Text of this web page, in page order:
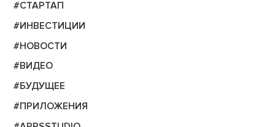
#СТАРТАП
#ИНВЕСТИЦИИ
#НОВОСТИ
#ВИДЕО
#БУДУЩЕЕ
#ПРИЛОЖЕНИЯ